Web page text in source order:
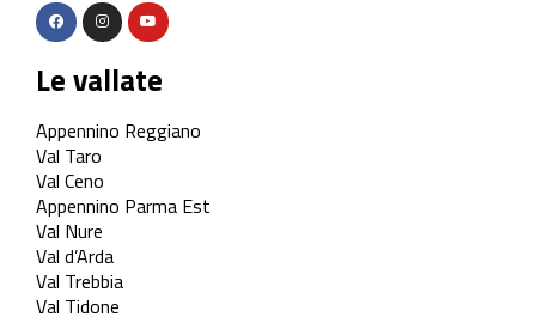
Le vallate
Appennino Reggiano
Val Taro
Val Ceno
Appennino Parma Est
Val Nure
Val d’Arda
Val Trebbia
Val Tidone